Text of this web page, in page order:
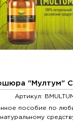
"Мултум"
Артикул:
пособие по
натуральному